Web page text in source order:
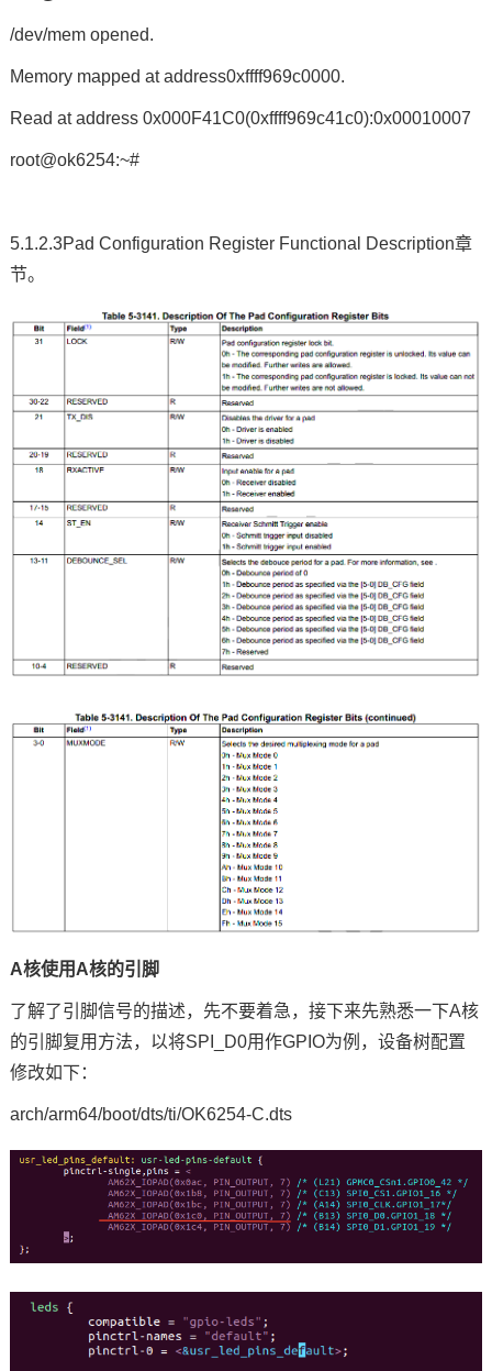
/dev/mem opened.
Memory mapped at address0xffff969c0000.
Read at address 0x000F41C0(0xffff969c41c0):0x00010007
root@ok6254:~#
5.1.2.3Pad Configuration Register Functional Description章
节。
A核使用A核的引脚
了解了引脚信号的描述，先不要着急，接下来先熟悉一下A核
的引脚复用方法，以将SPI_D0用作GPIO为例，设备树配置
修改如下：
arch/arm64/boot/dts/ti/OK6254-C.dts